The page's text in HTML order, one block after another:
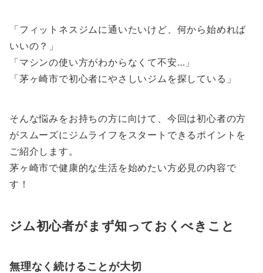
「フィットネスジムに通いたいけど、何から始めれば
いいの？」
「マシンの使い方がわからなくて不安…」
「茅ヶ崎市で初心者にやさしいジムを探している」
そんな悩みをお持ちの方に向けて、今回は初心者の方
がスムーズにジムライフをスタートできるポイントを
ご紹介します。
茅ヶ崎市で健康的な生活を始めたい方必見の内容で
す！
ジム初心者がまず知っておくべきこと
無理なく続けることが大切